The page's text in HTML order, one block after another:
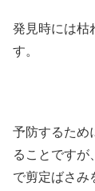
発見時には枯
す。
予防するため
ることですが
で剪定ばさみ